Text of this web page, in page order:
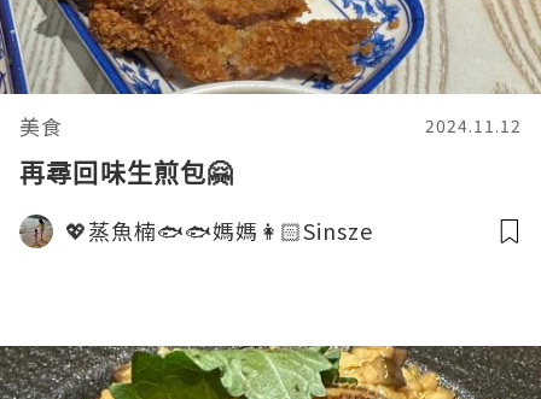
美食 2024.11.12
再尋回味生煎包🤗
💖蒸魚楠🐟🐟媽媽👩🏻Sinsze